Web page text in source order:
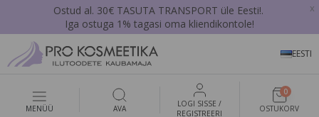
Ostud al. 30€ TASUTA TRANSPORT üle Eesti!.
Iga ostuga 1% tagasi oma kliendikontole!
x
EESTI
MENÜÜ AVA
LOGI SISSE /
REGISTREERI
0
OSTUKORV